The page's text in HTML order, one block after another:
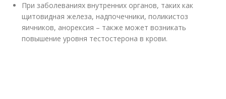
При заболеваниях внутренних органов, таких как
щитовидная железа, надпочечники, поликистоз
яичников, анорексия – также может возникать
повышение уровня тестостерона в крови.